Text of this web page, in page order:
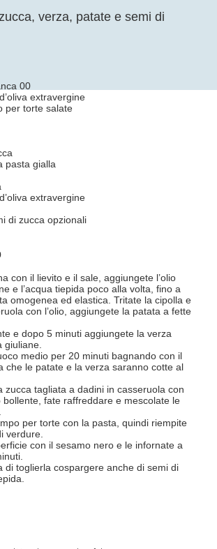
verza, patate e semi di
00
extravergine
per torte salate
pasta gialla
extravergine
di zucca opzionali
con il lievito e il sale, aggiungete l’olio
e l’acqua tiepida poco alla volta, fino a
omogenea ed elastica. Tritate la cipolla e
con l’olio, aggiungete la patata a fette
e dopo 5 minuti aggiungete la verza
giuliane.
medio per 20 minuti bagnando con il
che le patate e la verza saranno cotte al
zucca tagliata a dadini in casseruola con
bollente, fate raffreddare e mescolate le
per torte con la pasta, quindi riempite
verdure.
con il sesamo nero e le infornate a
di toglierla cospargere anche di semi di